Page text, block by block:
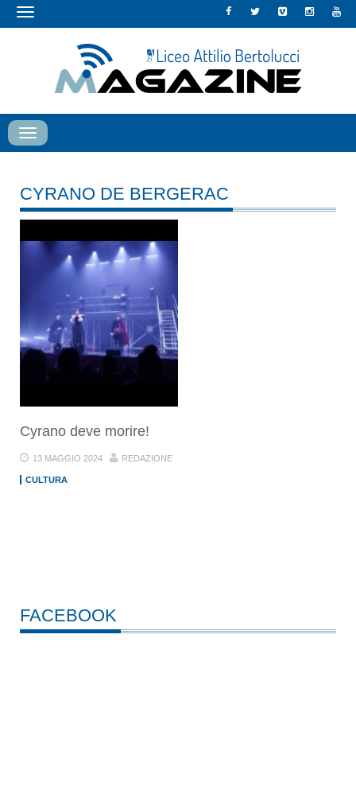
Toggle
Toggle
navigation
CYRANO DE BERGERAC
Cyrano deve morire!
13 MAGGIO 2024 REDAZIONE
CULTURA
FACEBOOK